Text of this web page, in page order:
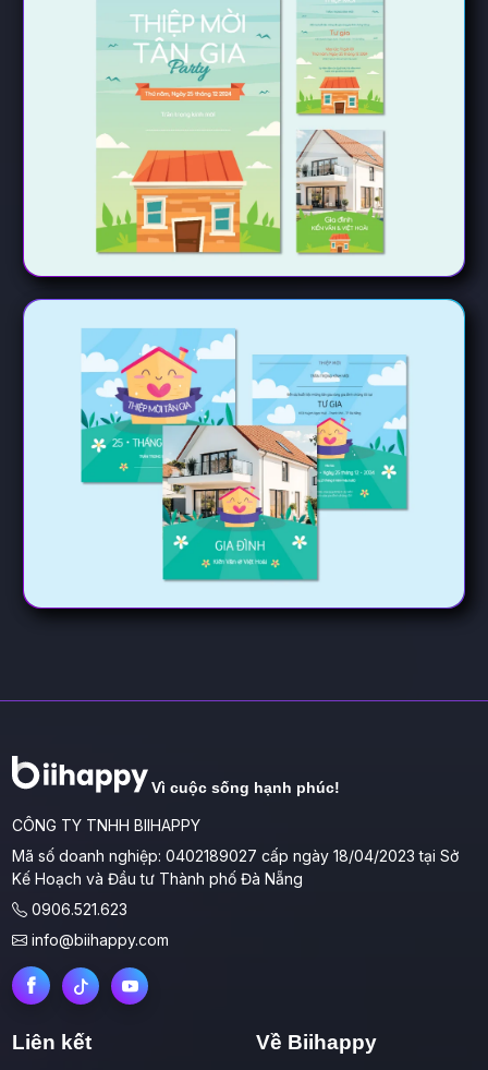
Vì cuộc sống hạnh phúc!
CÔNG TY TNHH BIIHAPPY
Mã số doanh nghiệp: 0402189027 cấp ngày 18/04/2023 tại Sở
Kế Hoạch và Đầu tư Thành phố Đà Nẵng
0906.521.623
info@biihappy.com
Liên kết Về Biihappy